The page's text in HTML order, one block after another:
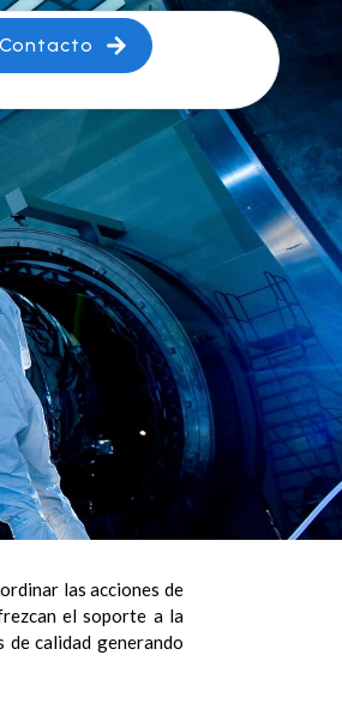
Contacto
las acciones de
el soporte a la
de calidad generando